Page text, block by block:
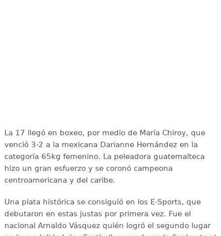
La 17 llegó en boxeo, por medio de María Chiroy, que
venció 3-2 a la mexicana Darianne Hernández en la
categoría 65kg femenino. La peleadora guatemalteca
hizo un gran esfuerzo y se coronó campeona
centroamericana y del caribe.
Una plata histórica se consiguió en los E-Sports, que
debutaron en estas justas por primera vez. Fue el
nacional Arnaldo Vásquez quién logró el segundo lugar